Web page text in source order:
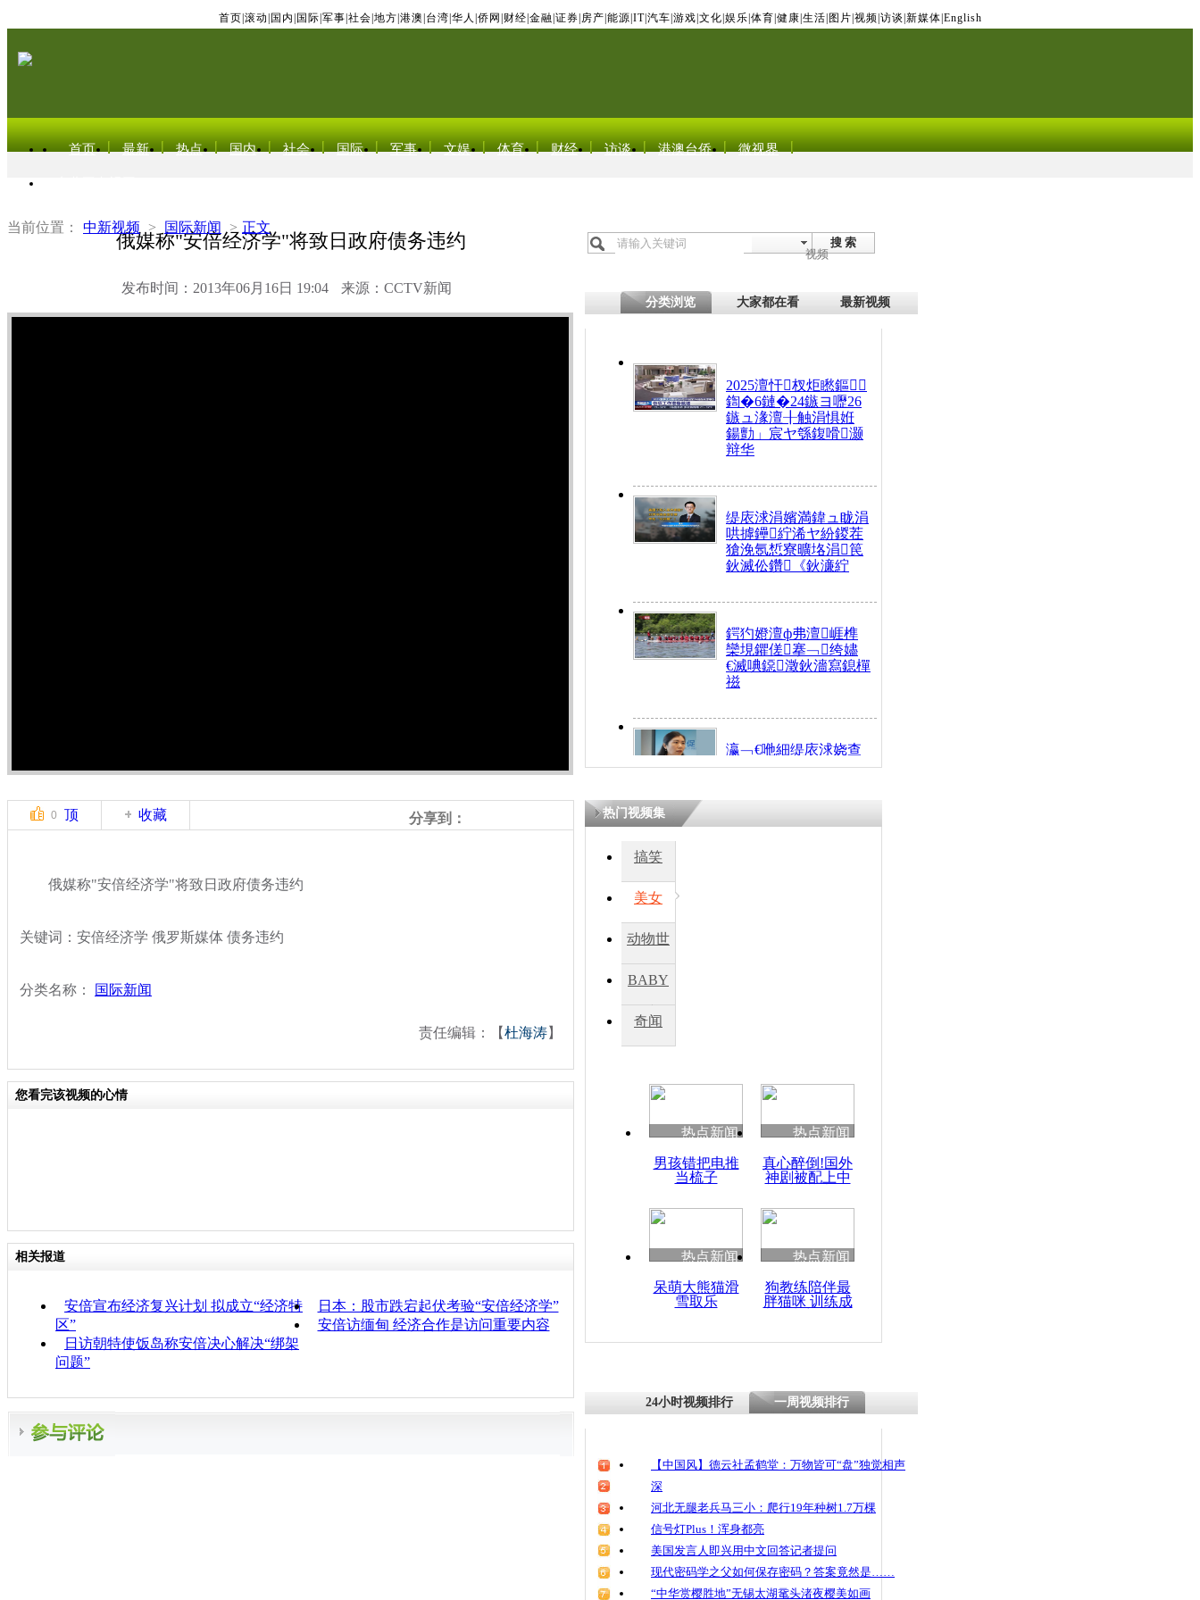
首页 滚动 国内 国际 军事 社会 地方 港澳 台湾 华人 侨网 财经 金融 证券 房产 能源 IT| 汽车 游戏 文化 娱乐 体育 健康 生活 图片 视频 访谈 新媒体 English
首页 最新 热点 国内 社会 国际 军事 文娱 体育 财经 访谈 港澳台侨 微视界
当前位置： 中新视频 > 国际新闻 > 正文
俄媒称"安倍经济学"将致日政府债务违约
发布时间：2013年06月16日 19:04 来源：CCTV新闻
搜 索
视频
分类浏览 大家都在看 最新视频
2025澶忓杈炬矁鏂
鍧�6鏈�24鏃ヨ嚦26
鏃ュ湪澶╂触涓惧姙
鍚勯」宸ヤ綔鍑嗗灏
辩华
缇庡浗涓嬪満鍏ュ眬涓
哄摢鑸紵浠ヤ紛鍐茬
獊浼氬惁寮曠垎涓笢
鈥滅伀鑽《鈥濓紵
鍔犳嬁澶ф弗澶崕榫
欒垷鑺傞搴﹁绔嬧
€滅唺鐚澂鈥濇寫鎴樿
禌
瀛﹁€咃細缇庡浗娆查
€间笢鍗椾簹涓庝腑鍥
瘑灞€
0 顶 收藏 分享到：
俄媒称"安倍经济学"将致日政府债务违约
关键词：安倍经济学 俄罗斯媒体 债务违约
分类名称： 国际新闻
责任编辑：【杜海涛】
您看完该视频的心情
相关报道
安倍宣布经济复兴计划 拟成立“经济特
区”
日本：股市跌宕起伏考验“安倍经济学”
安倍访缅甸 经济合作是访问重要内容
日访朝特使饭岛称安倍决心解决“绑架
问题”
热门视频集
搞笑
美女
动物世
BABY
秀
奇闻
热点新闻
男孩错把电推
当梳子
热点新闻
真心醉倒!国外
神剧被配上中
热点新闻
呆萌大熊猫滑
雪取乐
热点新闻
狗教练陪伴最
胖猫咪 训练成
24小时视频排行 一周视频排行
【中国风】德云社孟鹤堂：万物皆可“盘”独觉相声
深
河北无腿老兵马三小：爬行19年种树1.7万棵
信号灯Plus！浑身都亮
美国发言人即兴用中文回答记者提问
现代密码学之父如何保存密码？答案竟然是……
“中华赏樱胜地”无锡太湖鼋头渚夜樱美如画